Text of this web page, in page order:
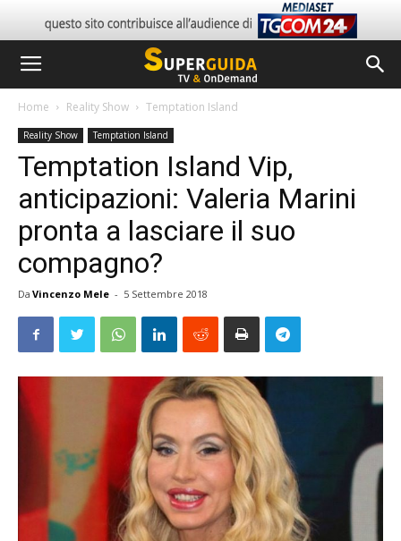
Home Reality Show Temptation Island
Reality Show Temptation Island
Temptation Island Vip,
anticipazioni: Valeria Marini
pronta a lasciare il suo
compagno?
Da Vincenzo Mele - 5 Settembre 2018